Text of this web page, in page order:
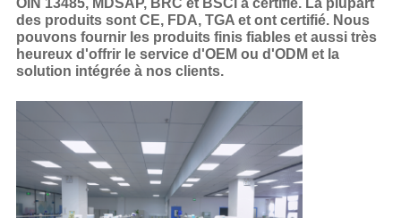
des produits sont CE, FDA, TGA et ont certifié. Nous
pouvons fournir les produits finis fiables et aussi très
heureux d'offrir le service d'OEM ou d'ODM et la
solution intégrée à nos clients.